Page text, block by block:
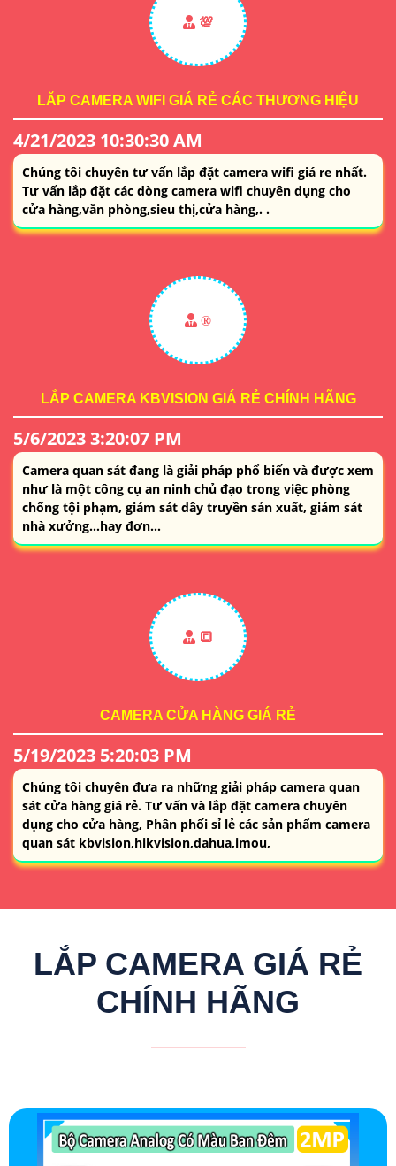
💯
LĂP CAMERA WIFI GIÁ RẺ CÁC THƯƠNG HIỆU
4/21/2023 10:30:30 AM
Chúng tôi chuyên tư vấn lắp đặt camera wifi giá re nhất.
Tư vấn lắp đặt các dòng camera wifi chuyên dụng cho
cửa hàng,văn phòng,sieu thị,cửa hàng,. .
®️
LẮP CAMERA KBVISION GIÁ RẺ CHÍNH HÃNG
5/6/2023 3:20:07 PM
Camera quan sát đang là giải pháp phổ biến và được xem
như là một công cụ an ninh chủ đạo trong việc phòng
chống tội phạm, giám sát dây truyền sản xuất, giám sát
nhà xưởng…hay đơn...
🔳
CAMERA CỬA HÀNG GIÁ RẺ
5/19/2023 5:20:03 PM
Chúng tôi chuyên đưa ra những giải pháp camera quan
sát cửa hàng giá rẻ. Tư vấn và lắp đặt camera chuyên
dụng cho cửa hàng, Phân phối sỉ lẻ các sản phẩm camera
quan sát kbvision,hikvision,dahua,imou,
LẮP CAMERA GIÁ RẺ
CHÍNH HÃNG